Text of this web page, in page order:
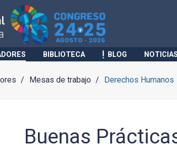
BIBLIOTECA BLOG NOTICIAS
Mesas de trabajo Derechos Humanos
Buenas